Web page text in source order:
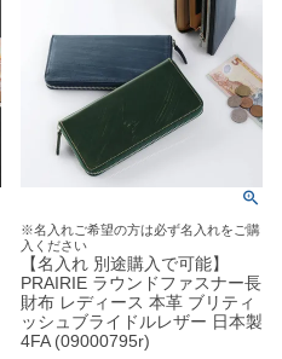
※名入れご希望の方は必ず名入れをご購
入ください
【名入れ 別途購入で可能】
PRAIRIE ラウンドファスナー長
財布 レディース 本革 ブリティ
ッシュブライドルレザー 日本製
4FA (09000795r)